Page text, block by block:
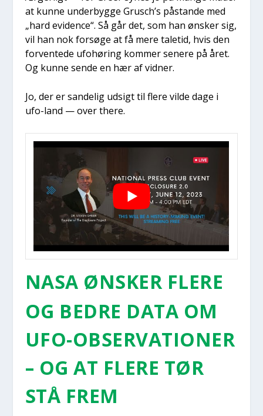
at kun­ne under­byg­ge Grus­ch’s påstan­de med
„hard evi­den­ce“. Så går det, som han ønsker sig,
vil han nok for­sø­ge at få mere tale­tid, hvis den
for­ven­te­de ufo­hø­ring kom­mer sene­re på året.
Og kun­ne sen­de en hær af vid­ner.
Jo, der er san­de­lig udsigt til fle­re vil­de dage i
ufo-land — over the­re.
NASA ØNSKER FLE­RE
OG BED­RE DATA OM
UFO-OBSER­VA­TIO­NER
– OG AT FLE­RE TØR
STÅ FREM